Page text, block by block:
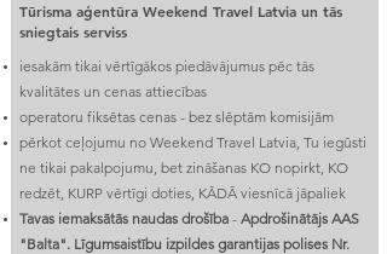
Tūrisma aģentūra Weekend Travel Latvia un tās
sniegtais serviss
iesakām tikai vērtīgākos piedāvājumus pēc tās
kvalitātes un cenas attiecības
operatoru fiksētas cenas - bez slēptām komisijām
pērkot ceļojumu no Weekend Travel Latvia, Tu iegūsti
ne tikai pakalpojumu, bet zināšanas KO nopirkt, KO
redzēt, KURP vērtīgi doties, KĀDĀ viesnīcā jāpaliek
Tavas iemaksātās naudas drošība - Apdrošinātājs AAS
"Balta". Līgumsaistību izpildes garantijas polises Nr.